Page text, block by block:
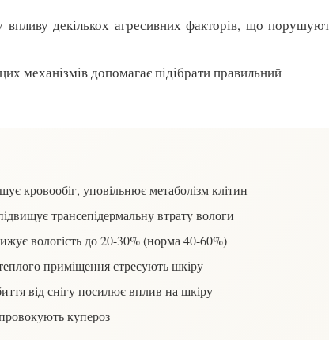
декількох агресивних факторів, що
механізмів допомагає підібрати правильний
кровообіг, уповільнює метаболізм клітин
трансепідермальну втрату вологи
вологість до 20-30% (норма 40-60%)
приміщення стресують шкіру
від снігу посилює вплив на шкіру
купероз